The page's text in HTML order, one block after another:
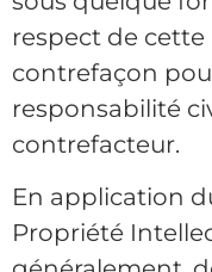
respect de
contrefaçon
responsabilité
contrefacteur.
En application
Propriété